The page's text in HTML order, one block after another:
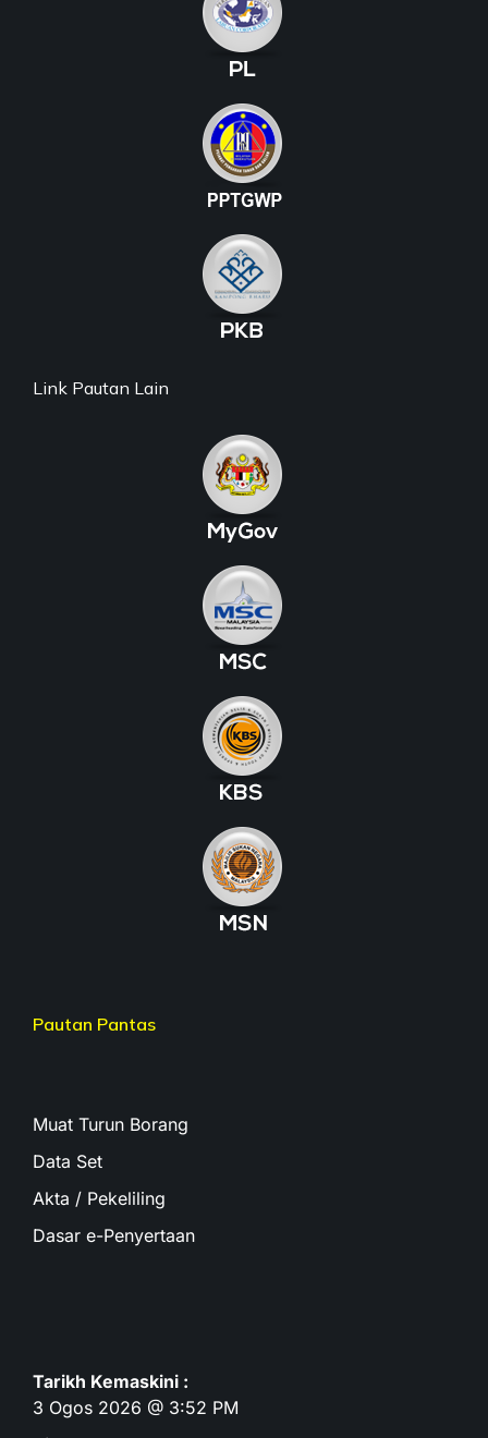
Link Pautan Lain
Pautan Pantas
Muat Turun Borang
Data Set
Akta / Pekeliling
Dasar e-Penyertaan
Tarikh Kemaskini :
3 Ogos 2026 @ 3:52 PM